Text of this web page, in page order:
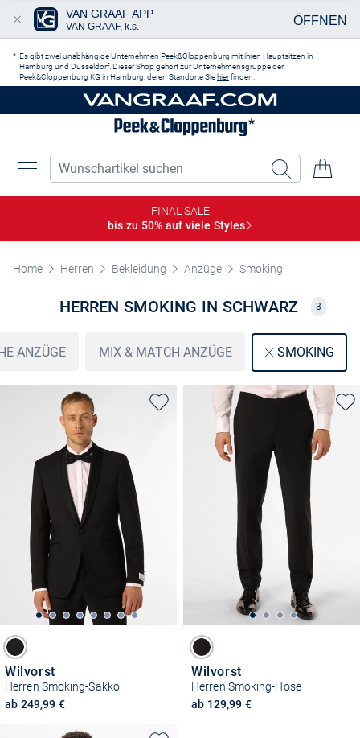
Es gibt zwei unabhängige Unternehmen Peek&Cloppenburg mit ihren Hauptsitzen in
Hamburg und Düsseldorf. Dieser Shop gehört zur Unternehmensgruppe der
Peek&Cloppenburg KG in Hamburg, deren Standorte Sie hierfinden.
FINAL SALE
bis zu 50% auf viele Styles
Home Herren Bekleidung Anzüge Smoking
HERREN SMOKING IN SCHWARZ 3
ANZÜGE MIX & MATCH ANZÜGE SMOKING
Wilvorst
Herren Smoking-Sakko
ab 249,99 €
Wilvorst
Herren Smoking-Hose
ab 129,99 €
VAN GRAAF APP
VAN GRAAF, k.s. ÖFFNEN